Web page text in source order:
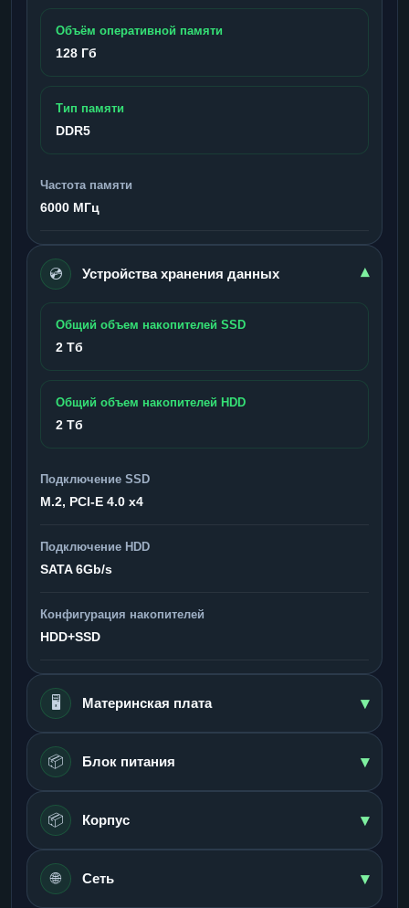
Объём оперативной памяти
128 Гб
Тип памяти
DDR5
Частота памяти
6000 МГц
💿 Устройства хранения данных ▾
Общий объем накопителей SSD
2 Тб
Общий объем накопителей HDD
2 Тб
Подключение SSD
M.2, PCI-E 4.0 x4
Подключение HDD
SATA 6Gb/s
Конфигурация накопителей
HDD+SSD
🖥️ Материнская плата ▾
📦 Блок питания ▾
📦 Корпус ▾
🌐 Сеть ▾